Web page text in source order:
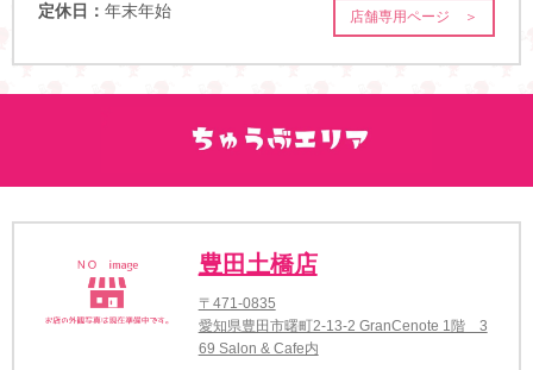
定休日： 年末年始 店舗専用ページ ＞
豊田土橋店
〒471-0835
愛知県豊田市曙町2-13-2 GranCenote 1階 3
69 Salon & Cafe内